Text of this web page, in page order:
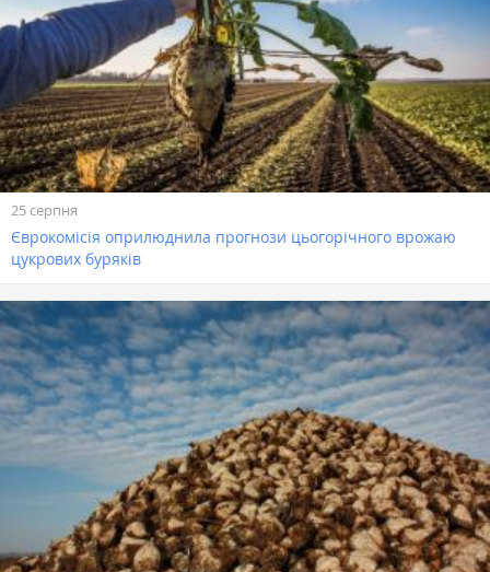
25 серпня
Єврокомісія оприлюднила прогнози цьогорічного врожаю
цукрових буряків